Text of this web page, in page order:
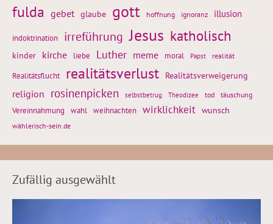
fulda gebet glaube gott hoffnung ignoranz illusion
indoktrination irreführung Jesus katholisch
kinder kirche liebe Luther meme moral Papst realität
Realitätsflucht realitätsverlust Realitätsverweigerung
religion rosinenpicken selbstbetrug Theodizee tod täuschung
Vereinnahmung wahl weihnachten wirklichkeit wunsch
wählerisch-sein.de
Zufällig ausgewählt